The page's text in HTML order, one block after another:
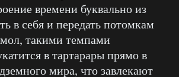
времени буквально из
в себя и передать потомкам
такими темпами
в тартарары прямо в
мира, что завлекают